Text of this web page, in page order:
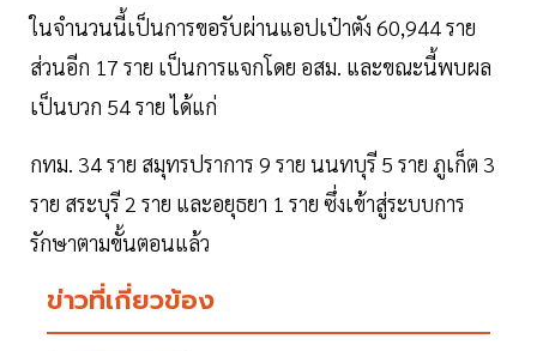
ในจำนวนนี้เป็นการขอรับผ่านแอปเป๋าตัง 60,944 ราย
ส่วนอีก 17 ราย เป็นการแจกโดย อสม. และขณะนี้พบผล
เป็นบวก 54 ราย ได้แก่
กทม. 34 ราย สมุทรปราการ 9 ราย นนทบุรี 5 ราย ภูเก็ต 3
ราย สระบุรี 2 ราย และอยุธยา 1 ราย ซึ่งเข้าสู่ระบบการ
รักษาตามขั้นตอนแล้ว
ข่าวที่เกี่ยวข้อง